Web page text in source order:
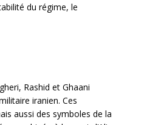
du régime, le
Rashid et Ghaani
iranien. Ces
aussi des symboles de la